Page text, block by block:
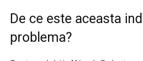
De ce este aceasta
problema?